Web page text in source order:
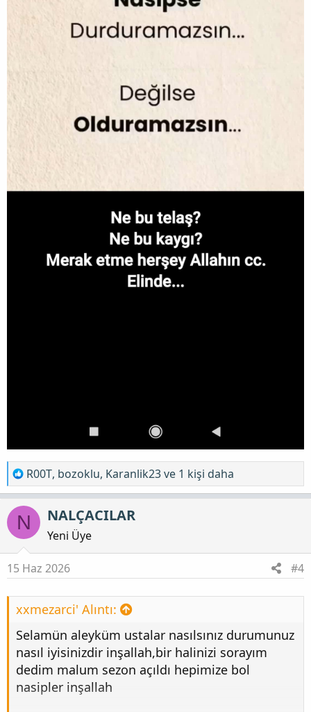
T
e
p
k
i
l
e
r
:
R00T, bozoklu, Karanlik23ve 1 kişi daha
N NALÇACILAR
Yeni Üye
15 Haz 2026 #4
xxmezarci' Alıntı:
Selamün aleyküm ustalar nasılsınız durumunuz
nasıl iyisinizdir inşallah,bir halinizi sorayım
dedim malum sezon açıldı hepimize bol
nasipler inşallah